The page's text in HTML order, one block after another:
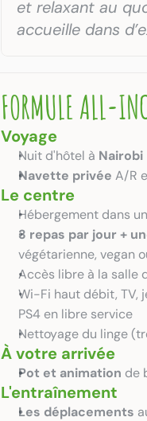
et relaxant au
accueille dans
FORMULE ALL-
Voyage
Nuit d'hôtel à Nairobi
Navette privée A/R
Le centre
Hébergement dans
3 repas par jour +
végétarienne, vegan
Accès libre à la salle
Wi-Fi haut débit, TV,
PS4 en libre service
Nettoyage du linge
À votre arrivée
Pot et animation de
L'entraînement
Les déplacements